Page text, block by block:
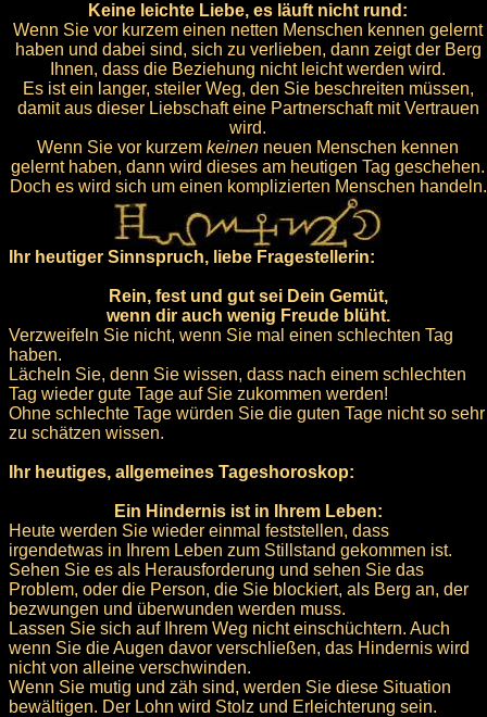
Keine leichte Liebe, es läuft nicht rund:
Wenn Sie vor kurzem einen netten Menschen kennen gelernt
haben und dabei sind, sich zu verlieben, dann zeigt der Berg
Ihnen, dass die Beziehung nicht leicht werden wird.
Es ist ein langer, steiler Weg, den Sie beschreiten müssen,
damit aus dieser Liebschaft eine Partnerschaft mit Vertrauen
wird.
Wenn Sie vor kurzem keinen neuen Menschen kennen
gelernt haben, dann wird dieses am heutigen Tag geschehen.
Doch es wird sich um einen komplizierten Menschen handeln.
Ihr heutiger Sinnspruch, liebe Fragestellerin:
Rein, fest und gut sei Dein Gemüt,
wenn dir auch wenig Freude blüht.
Verzweifeln Sie nicht, wenn Sie mal einen schlechten Tag
haben.
Lächeln Sie, denn Sie wissen, dass nach einem schlechten
Tag wieder gute Tage auf Sie zukommen werden!
Ohne schlechte Tage würden Sie die guten Tage nicht so sehr
zu schätzen wissen.
Ihr heutiges, allgemeines Tageshoroskop:
Ein Hindernis ist in Ihrem Leben:
Heute werden Sie wieder einmal feststellen, dass
irgendetwas in Ihrem Leben zum Stillstand gekommen ist.
Sehen Sie es als Herausforderung und sehen Sie das
Problem, oder die Person, die Sie blockiert, als Berg an, der
bezwungen und überwunden werden muss.
Lassen Sie sich auf Ihrem Weg nicht einschüchtern. Auch
wenn Sie die Augen davor verschließen, das Hindernis wird
nicht von alleine verschwinden.
Wenn Sie mutig und zäh sind, werden Sie diese Situation
bewältigen. Der Lohn wird Stolz und Erleichterung sein.